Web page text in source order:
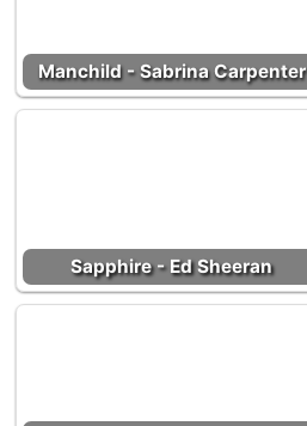
Manchild - Sabrina Carpenter
Sapphire - Ed Sheeran